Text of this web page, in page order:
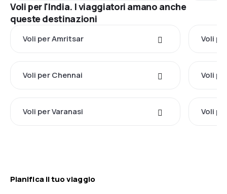
Voli per l'India. I viaggiatori amano anche
queste destinazioni
Voli per Amritsar Voli
Voli per Chennai Voli
Voli per Varanasi Voli
Pianifica il tuo viaggio